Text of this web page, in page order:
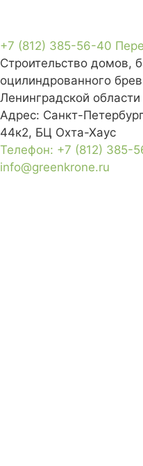
+7 (812) 385-56-40
Строительство домов,
оцилиндрованного
Ленинградской области
Адрес: Санкт-
44к2, БЦ Охта-Хаус
Телефон: +7 (812) 385-
info@greenkrone.ru